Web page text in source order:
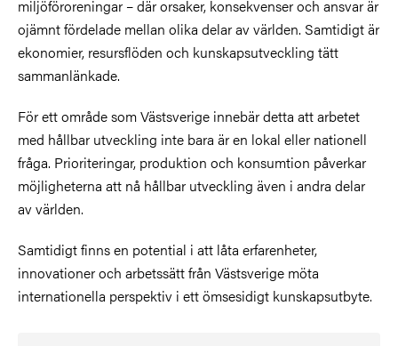
miljöföroreningar – där orsaker, konsekvenser och ansvar är
ojämnt fördelade mellan olika delar av världen. Samtidigt är
ekonomier, resursflöden och kunskapsutveckling tätt
sammanlänkade.
För ett område som Västsverige innebär detta att arbetet
med hållbar utveckling inte bara är en lokal eller nationell
fråga. Prioriteringar, produktion och konsumtion påverkar
möjligheterna att nå hållbar utveckling även i andra delar
av världen.
Samtidigt finns en potential i att låta erfarenheter,
innovationer och arbetssätt från Västsverige möta
internationella perspektiv i ett ömsesidigt kunskapsutbyte.